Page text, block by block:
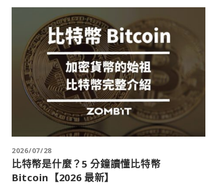
2026/07/28
比特幣是什麼？5 分鐘讀懂比特幣
Bitcoin【2026 最新】